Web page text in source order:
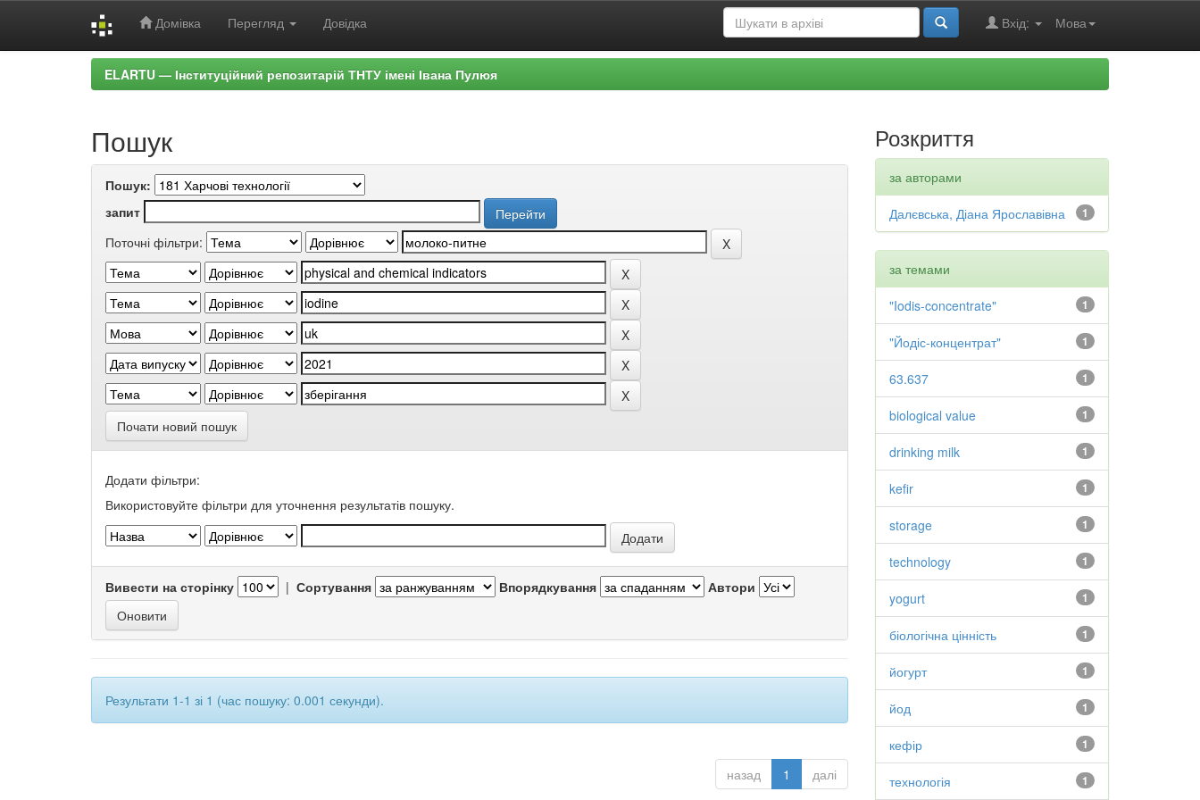
Домівка Перегляд Довідка Мова
Вхід:
ELARTU — Інституційний репозитарій ТНТУ імені Івана Пулюя
Пошук
Пошук:
запит
Поточні фільтри:
Почати новий пошук
Додати фільтри:
Використовуйте фільтри для уточнення результатів пошуку.
Вивести на сторінку | Сортування Впорядкування Автори
Результати 1-1 зі 1 (час пошуку: 0.001 секунди).
назад 1 далі
Розкриття
за авторами
1
Далєвська, Діана Ярославівна
за темами
1
"Iodis-concentrate"
1
"Йодіс-концентрат"
1
63.637
1
biological value
1
drinking milk
1
kefir
1
storage
1
technology
1
yogurt
1
біологічна цінність
1
йогурт
1
йод
1
кефір
1
технологія